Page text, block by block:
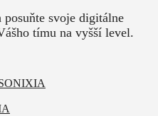
posuňte svoje digitálne
tímu na vyšší level.